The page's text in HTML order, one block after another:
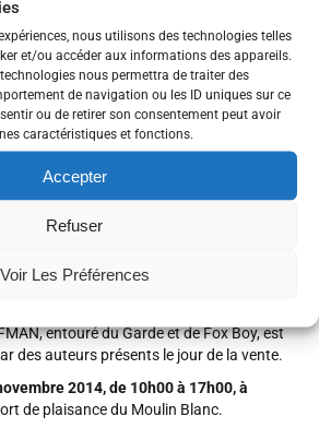
nous utilisons des technologies telles
et/ou accéder aux informations des appareils.
nous permettra de traiter des
de navigation ou les ID uniques sur ce
ou de retirer son consentement peut avoir
caractéristiques et fonctions.
Accepter
Refuser
Voir Les Préférences
qui pourra travaillé pendant 1 an sur un
la lutte contre la mucoviscidose. Pour cette
au super-héros car les malades, le personnel
des supers héros du quotidien et chacun
à ZEF’HIR. Les 70 bénévoles
Pellerin et Serge Fino, parrains de cœur
Prugne et Pascal Moguérou, parrains de
Achde, Lepage, Pellerin, Chabouté,
Rabaté, Kraen, Aouamri, Riff’s Reb… au
ou à prix fixe de planches et
entouré du Garde et de Fox Boy, est
des auteurs présents le jour de la vente.
2014, de 10h00 à 17h00, à
de plaisance du Moulin Blanc.